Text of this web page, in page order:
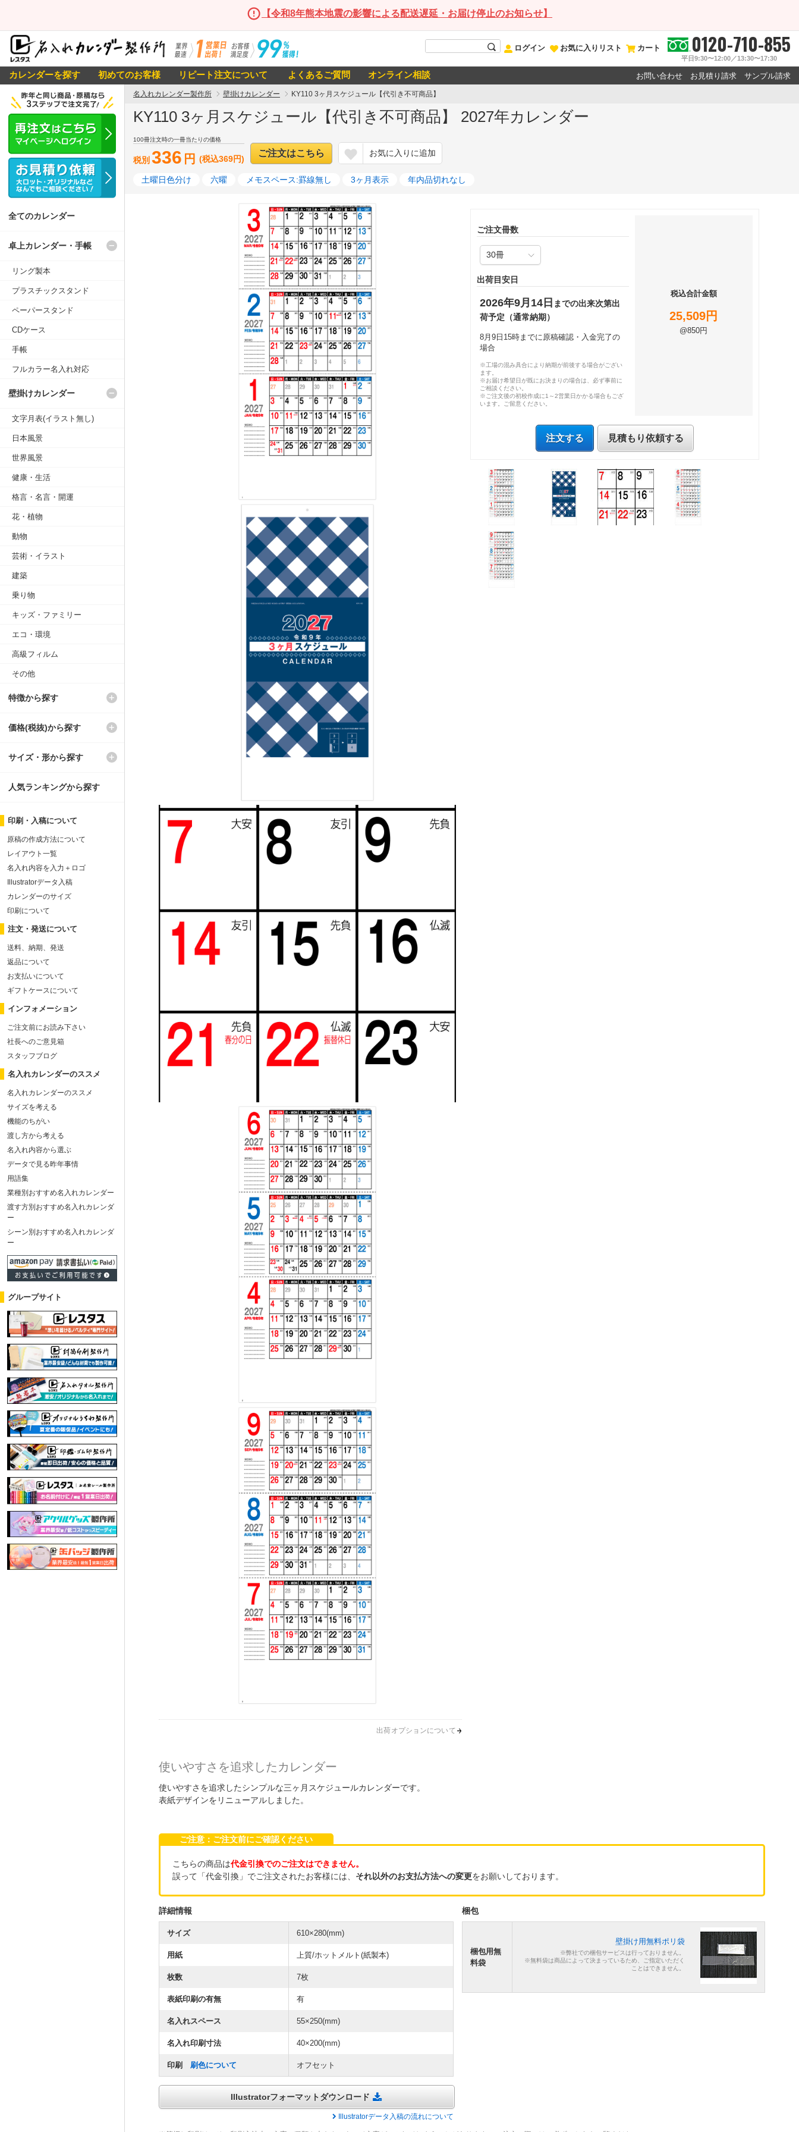
【令和8年熊本地震の影響による配送遅延・お届け停止のお知らせ】
ログイン お気に入りリスト カート 0120-710-855
平日9:30〜12:00／13:30〜17:30
カレンダーを探す 初めてのお客様 リピート注文について よくあるご質問 オンライン相談 お問い合わせ お見積り請求 サンプル請求
名入れカレンダー製作所 壁掛けカレンダー KY110 3ヶ月スケジュール【代引き不可商品】
KY110 3ヶ月スケジュール【代引き不可商品】 2027年カレンダー
100冊注文時の一冊当たりの価格
税別336 円 (税込369円)
ご注文はこちら お気に入りに追加
土曜日色分け 六曜 メモスペース:罫線無し 3ヶ月表示 年内品切れなし
出荷オプションについて
ご注文冊数
出荷目安日
2026年9月14日 までの出来次第出
荷予定（通常納期）
8月9日15時までに原稿確認・入金完了の
場合
※工場の混み具合により納期が前後する場合がござい
ます。
※お届け希望日が既にお決まりの場合は、必ず事前に
ご相談ください。
※ご注文後の初校作成に1～2営業日かかる場合もござ
います。ご留意ください。
税込合計金額
25,509円
@850円
注文する 見積もり依頼する
使いやすさを追求したカレンダー
使いやすさを追求したシンプルな三ヶ月スケジュールカレンダーです。
表紙デザインをリニューアルしました。
ご注意：ご注文前にご確認ください
こちらの商品は代金引換でのご注文はできません。
誤って「代金引換」でご注文されたお客様には、 それ以外のお支払方法への変更をお願いしております。
詳細情報
サイズ 610×280(mm)
用紙 上質/ホットメルト(紙製本)
枚数 7枚
表紙印刷の有無 有
名入れスペース 55×250(mm)
名入れ印刷寸法 40×200(mm)
印刷 刷色について オフセット
Illustratorフォーマットダウンロード
Illustratorデータ入稿の流れについて
梱包
梱包用無
料袋
壁掛け用無料ポリ袋
※弊社での梱包サービスは行っておりません。
※無料袋は商品によって決まっているため、ご指定いただく
ことはできません。
全てのカレンダー
卓上カレンダー・手帳
リング製本
プラスチックスタンド
ペーパースタンド
CDケース
手帳
フルカラー名入れ対応
壁掛けカレンダー
文字月表(イラスト無し)
日本風景
世界風景
健康・生活
格言・名言・開運
花・植物
動物
芸術・イラスト
建築
乗り物
キッズ・ファミリー
エコ・環境
高級フィルム
その他
特徴から探す
価格(税抜)から探す
サイズ・形から探す
人気ランキングから探す
印刷・入稿について
原稿の作成方法について
レイアウト一覧
名入れ内容を入力＋ロゴ
Illustratorデータ入稿
カレンダーのサイズ
印刷について
注文・発送について
送料、納期、発送
返品について
お支払いについて
ギフトケースについて
インフォメーション
ご注文前にお読み下さい
社長へのご意見箱
スタッフブログ
名入れカレンダーのススメ
名入れカレンダーのススメ
サイズを考える
機能のちがい
渡し方から考える
名入れ内容から選ぶ
データで見る昨年事情
用語集
業種別おすすめ名入れカレンダー
渡す方別おすすめ名入れカレンダ
ー
シーン別おすすめ名入れカレンダ
ー
グループサイト